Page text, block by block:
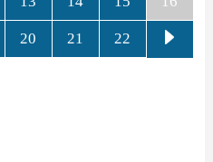
20 21 22